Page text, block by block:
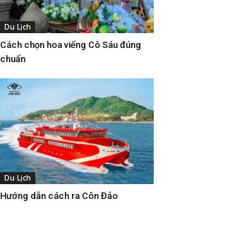
Du Lịch
Cách chọn hoa viếng Cô Sáu đúng
chuẩn
Du Lịch
Hướng dẫn cách ra Côn Đảo